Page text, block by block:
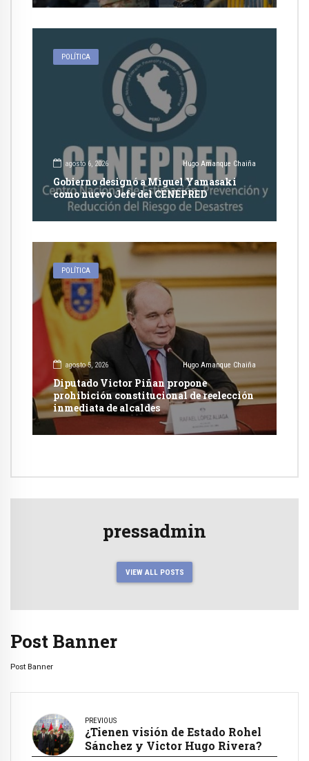
POLÍTICA
agosto 6, 2026 Hugo Amanque Chaiña
Gobierno designó a Miguel Yamasaki
como nuevo Jefe del CENEPRED
POLÍTICA
agosto 5, 2026 Hugo Amanque Chaiña
Diputado Victor Piñan propone
prohibición constitucional de reelección
inmediata de alcaldes
pressadmin
VIEW ALL POSTS
Post Banner
Post Banner
PREVIOUS
¿Tienen visión de Estado Rohel
Sánchez y Victor Hugo Rivera?